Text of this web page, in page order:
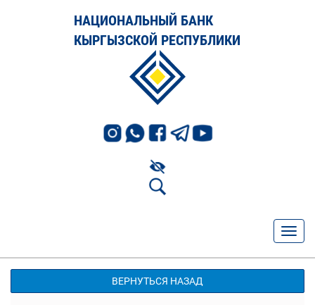
НАЦИОНАЛЬНЫЙ БАНК
КЫРГЫЗСКОЙ РЕСПУБЛИКИ
ВЕРНУТЬСЯ НАЗАД